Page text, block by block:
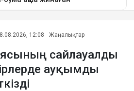
12:08 Жаңалықтар
сайлауалды
ауқымды